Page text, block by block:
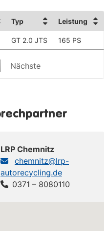
Typ Leistung
GT 2.0 JTS 165 PS
Nächste
LRP Chemnitz
chemnitz@lrp-
autorecycling.de
0371 – 8080110